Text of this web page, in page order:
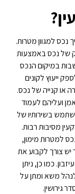
למגוון מטרות.
של נכס באמצעות
במיקום הנכס
ייעוץ לקונים
או קנייה של נכס.
ועליהם לעמוד
בשירותיו של
מסיבות רבות.
למטרות מימון,
יש צורך לקבוע את
כמו כן, ניתן
משא ומתן על
גירושין.